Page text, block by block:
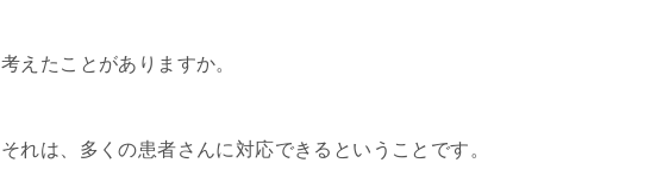
考えたことがありますか。
それは、多くの患者さんに対応できるということです。